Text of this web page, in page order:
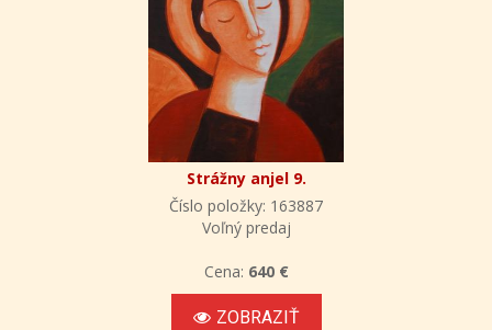
Strážny anjel 9.
Číslo položky: 163887
Voľný predaj
Cena: 640 €
ZOBRAZIŤ